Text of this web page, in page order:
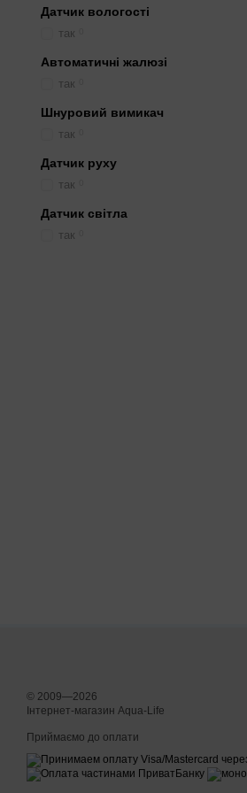
Датчик вологості
так
Автоматичні жалюзі
так
Шнуровий вимикач
так
Датчик руху
так
Датчик світла
так
© 2009—2026
Інтернет-магазин Aqua-Life
Приймаємо до оплати